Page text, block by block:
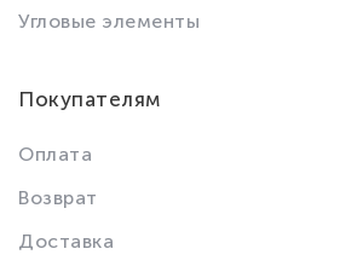
Угловые элементы
Покупателям
Оплата
Возврат
Доставка